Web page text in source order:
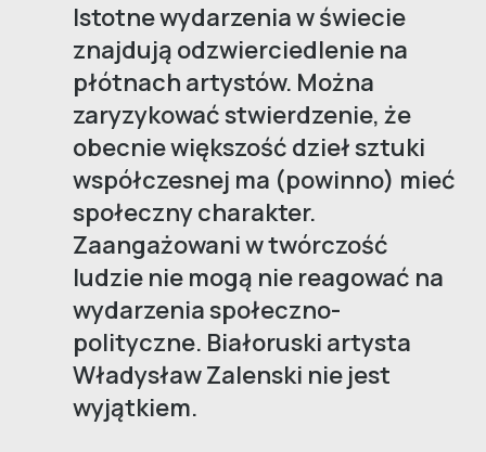
Istotne wydarzenia w świecie
znajdują odzwierciedlenie na
płótnach artystów. Można
zaryzykować stwierdzenie, że
obecnie większość dzieł sztuki
współczesnej ma (powinno) mieć
społeczny charakter.
Zaangażowani w twórczość
ludzie nie mogą nie reagować na
wydarzenia społeczno-
polityczne. Białoruski artysta
Władysław Zalenski nie jest
wyjątkiem.